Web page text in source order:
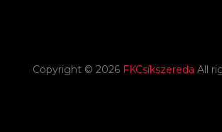
Copyright © 2026 FKCsíkszereda All